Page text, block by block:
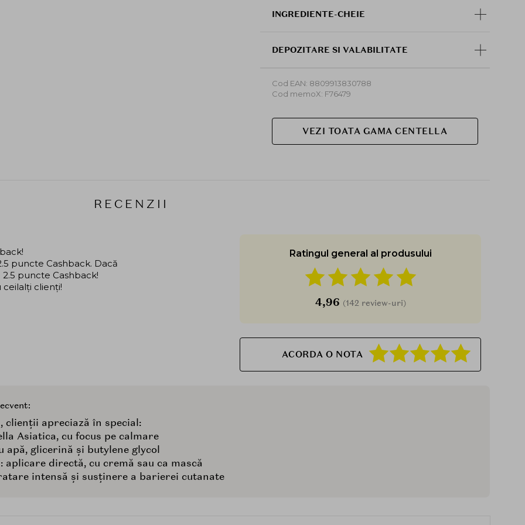
moduri, inclusiv in amestec cu crema preferata,
care il puteti folosi pe tot parcursul zilei.
INGREDIENTE-CHEIE
DEPOZITARE SI VALABILITATE
Cod EAN: 8809913830788
Cod memoX: F76479
VEZI TOATA GAMA CENTELLA
RECENZII
Ratingul general al produsului
4,96 (142 review-uri)
ACORDA O NOTA
puncte Cashback. Dacă
puncte Cashback!
clienți!
clienții apreciază în special:
Asiatica, cu focus pe calmare
apă, glicerină și butylene glycol
aplicare directă, cu cremă sau ca mască
intensă și susținere a barierei cutanate